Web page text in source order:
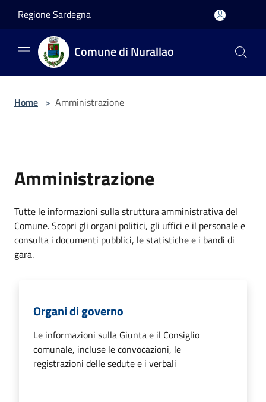
Regione Sardegna
Comune di Nurallao
Home > Amministrazione
Amministrazione
Tutte le informazioni sulla struttura amministrativa del
Comune. Scopri gli organi politici, gli uffici e il personale e
consulta i documenti pubblici, le statistiche e i bandi di
gara.
Organi di governo
Le informazioni sulla Giunta e il Consiglio
comunale, incluse le convocazioni, le
registrazioni delle sedute e i verbali